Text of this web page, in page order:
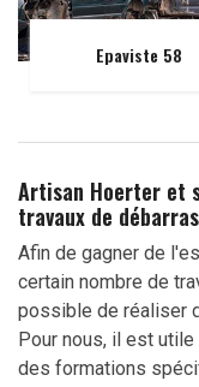
Epaviste 58
Artisan Hoerter et
travaux de
Afin de gagner de
certain nombre de
possible de réaliser
Pour nous, il est
des formations